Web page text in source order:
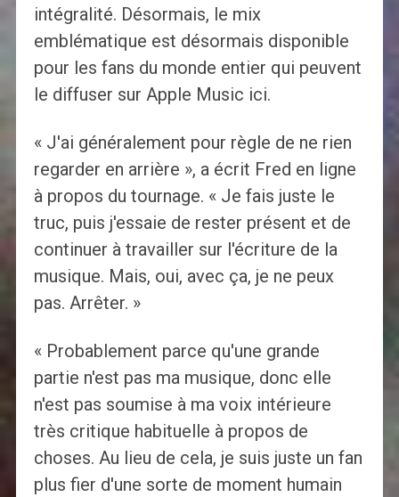
intégralité. Désormais, le mix
emblématique est désormais disponible
pour les fans du monde entier qui peuvent
le diffuser sur Apple Music ici.
« J'ai généralement pour règle de ne rien
regarder en arrière », a écrit Fred en ligne
à propos du tournage. « Je fais juste le
truc, puis j'essaie de rester présent et de
continuer à travailler sur l'écriture de la
musique. Mais, oui, avec ça, je ne peux
pas. Arrêter. »
« Probablement parce qu'une grande
partie n'est pas ma musique, donc elle
n'est pas soumise à ma voix intérieure
très critique habituelle à propos de
choses. Au lieu de cela, je suis juste un fan
plus fier d'une sorte de moment humain